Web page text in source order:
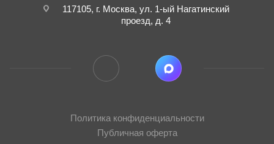
117105, г. Москва, ул. 1-ый Нагатинский
проезд, д. 4
Политика конфиденциальности
Публичная оферта